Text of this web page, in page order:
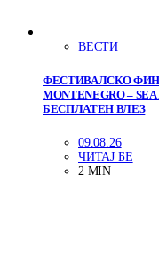
ВЕСТИ
ФЕСТИВАЛСКО
MONTENEGRO –
БЕСПЛАТЕН ВЛЕЗ
09.08.26
ЧИТАЈ БЕ
2 MIN